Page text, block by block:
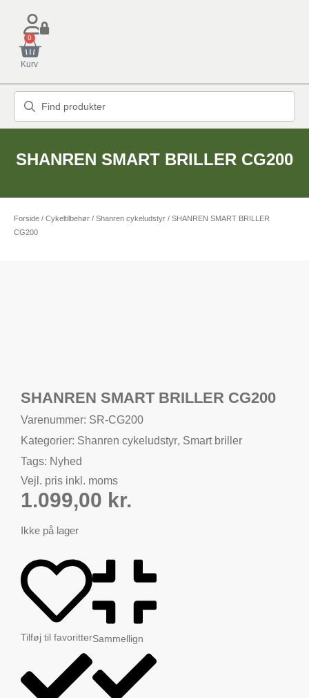
0
Kurv
SHANREN SMART BRILLER CG200
Forside / Cykeltilbehør / Shanren cykeludstyr / SHANREN SMART BRILLER
CG200
SHANREN SMART BRILLER CG200
Varenummer: SR-CG200
Kategorier: Shanren cykeludstyr, Smart briller
Tags: Nyhed
Vejl. pris inkl. moms
1.099,00 kr.
Ikke på lager
Tilføj til favoritterSammellign